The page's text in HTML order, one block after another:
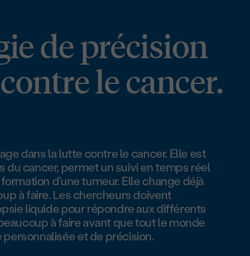
de précision
le cancer.
dans la lutte contre le cancer. Elle est
du cancer, permet un suivi en temps réel
d’une tumeur. Elle change déjà
à faire. Les chercheurs doivent
liquide pour répondre aux différents
à faire avant que tout le monde
et de précision.